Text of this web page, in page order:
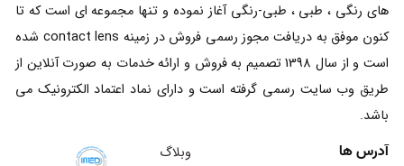
های رنگی ، طبی ، طبی-رنگی آغاز نموده و تنها مجموعه ای است که تا
کنون موفق به دریافت مجوز رسمی فروش در زمینه contact lens شده
است و از سال 1398 تصمیم به فروش و ارائه خدمات به صورت آنلاین از
طریق وب سایت رسمی گرفته است و دارای نماد اعتماد الکترونیک می
باشد.
آدرس ها
وبلاگ